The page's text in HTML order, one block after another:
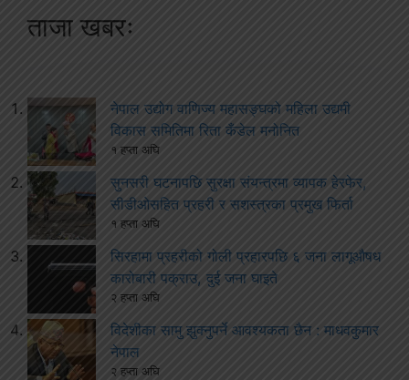
ताजा खबरः
नेपाल उद्योग वाणिज्य महासङ्घको महिला उद्यमी
विकास समितिमा रिता कँडेल मनोनित
१ हप्ता अघि
सुनसरी घटनापछि सुरक्षा संयन्त्रमा व्यापक हेरफेर,
सीडीओसहित प्रहरी र सशस्त्रका प्रमुख फिर्ता
१ हप्ता अघि
सिरहामा प्रहरीको गोली प्रहारपछि ६ जना लागूऔषध
कारोबारी पक्राउ, दुई जना घाइते
२ हप्ता अघि
विदेशीका सामु झुक्नुपर्ने आवश्यकता छैन : माधवकुमार
नेपाल
२ हप्ता अघि